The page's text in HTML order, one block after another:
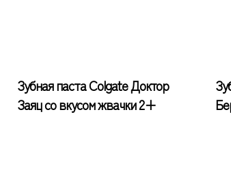
Зубная паста Colgate Доктор
Заяц со вкусом жвачки 2+